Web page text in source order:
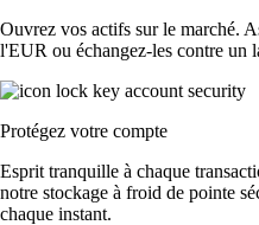
Ouvrez vos actifs sur le marché.
l'EUR ou échangez-les contre un
Protégez votre compte
Esprit tranquille à chaque
notre stockage à froid de pointe
chaque instant.